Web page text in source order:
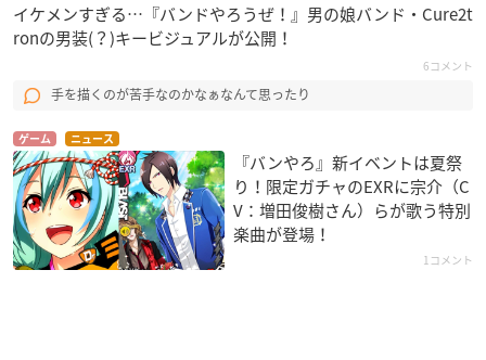
イケメンすぎる…『バンドやろうぜ！』男の娘バンド・Cure2t
ronの男装(？)キービジュアルが公開！
6コメント
手を描くのが苦手なのかなぁなんて思ったり
ゲーム ニュース
『バンやろ』新イベントは夏祭
り！限定ガチャのEXRに宗介（C
V：増田俊樹さん）らが歌う特別
楽曲が登場！
1コメント